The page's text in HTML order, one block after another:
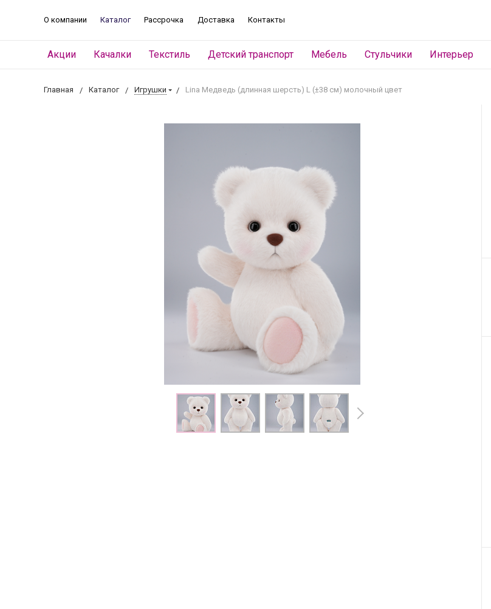
О компании Каталог Рассрочка Доставка Контакты
Акции Качалки Текстиль Детский транспорт Мебель Стульчики Интерьер
Главная Каталог Игрушки Lina Медведь (длинная шерсть) L (±38 см) молочный цвет